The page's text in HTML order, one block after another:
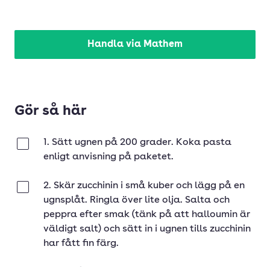
Handla via Mathem
Gör så här
1. Sätt ugnen på 200 grader. Koka pasta
enligt anvisning på paketet.
2. Skär zucchinin i små kuber och lägg på en
ugnsplåt. Ringla över lite olja. Salta och
peppra efter smak (tänk på att halloumin är
väldigt salt) och sätt in i ugnen tills zucchinin
har fått fin färg.